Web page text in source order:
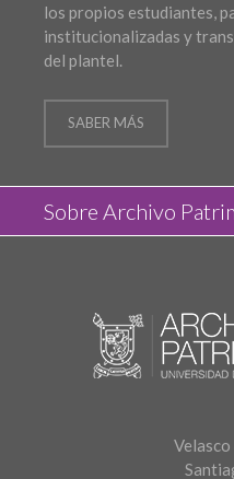
los propios estudiantes,
institucionalizadas y
del plantel.
SABER MÁS
Sobre Archivo